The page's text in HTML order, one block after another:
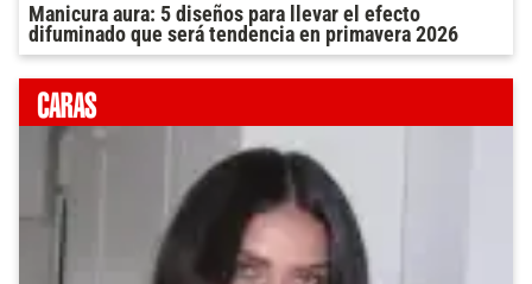
Manicura aura: 5 diseños para llevar el efecto
difuminado que será tendencia en primavera 2026